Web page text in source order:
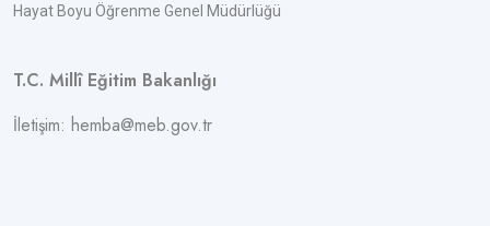
Hayat Boyu Öğrenme Genel Müdürlüğü
T.C. Millî Eğitim Bakanlığı
İletişim: hemba@meb.gov.tr